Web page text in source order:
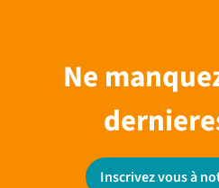
Ne
Inscrivez vous à